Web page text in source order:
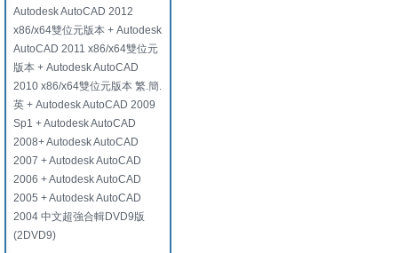
Autodesk AutoCAD 2012
x86/x64雙位元版本 + Autodesk
AutoCAD 2011 x86/x64雙位元
版本 + Autodesk AutoCAD
2010 x86/x64雙位元版本 繁.簡.
英 + Autodesk AutoCAD 2009
Sp1 + Autodesk AutoCAD
2008+ Autodesk AutoCAD
2007 + Autodesk AutoCAD
2006 + Autodesk AutoCAD
2005 + Autodesk AutoCAD
2004 中文超強合輯DVD9版
(2DVD9)